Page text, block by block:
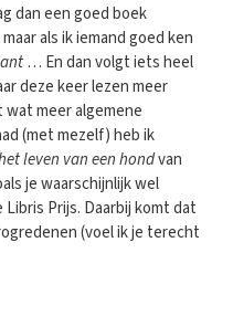
dan een goed boek
als ik iemand goed ken
… En dan volgt iets heel
deze keer lezen meer
wat meer algemene
(met mezelf) heb ik
leven van een hondvan
je waarschijnlijk wel
Prijs. Daarbij komt dat
(voel ik je terecht